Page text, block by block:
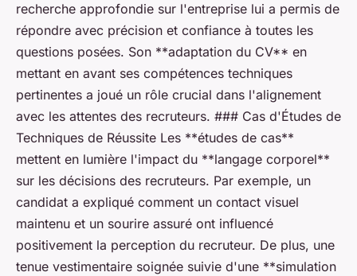
recherche approfondie sur l'entreprise lui a permis de
répondre avec précision et confiance à toutes les
questions posées. Son **adaptation du CV** en
mettant en avant ses compétences techniques
pertinentes a joué un rôle crucial dans l'alignement
avec les attentes des recruteurs. ### Cas d'Études de
Techniques de Réussite Les **études de cas**
mettent en lumière l'impact du **langage corporel**
sur les décisions des recruteurs. Par exemple, un
candidat a expliqué comment un contact visuel
maintenu et un sourire assuré ont influencé
positivement la perception du recruteur. De plus, une
tenue vestimentaire soignée suivie d'une **simulation